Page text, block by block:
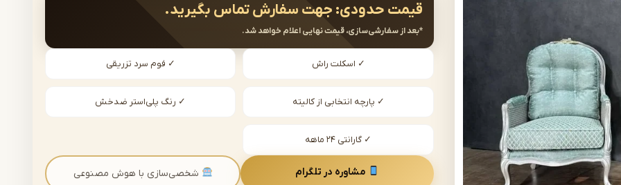
قیمت حدودی: جهت سفارش تماس بگیرید.
*بعد از سفارشی‌سازی، قیمت نهایی اعلام خواهد شد.
✓ اسکلت راش ✓ فوم سرد تزریقی
✓ پارچه انتخابی از کالیته ✓ رنگ پلی‌استر ضدخش
✓ گارانتی ۲۴ ماهه
مشاوره در تلگرام شخصی‌سازی با هوش مصنوعی